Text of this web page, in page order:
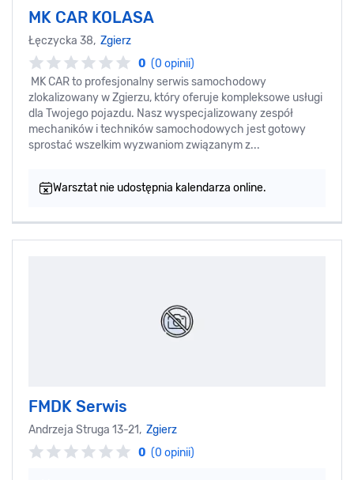
MK CAR KOLASA
Łęczycka 38, Zgierz
0 (0 opinii)
MK CAR to profesjonalny serwis samochodowy
zlokalizowany w Zgierzu, który oferuje kompleksowe usługi
dla Twojego pojazdu. Nasz wyspecjalizowany zespół
mechaników i techników samochodowych jest gotowy
sprostać wszelkim wyzwaniom związanym z...
Warsztat nie udostępnia kalendarza online.
FMDK Serwis
Andrzeja Struga 13-21, Zgierz
0 (0 opinii)